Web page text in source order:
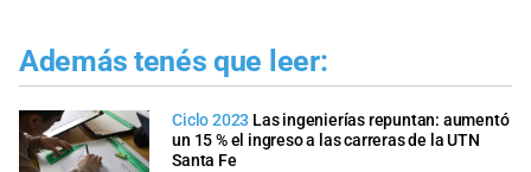
Además tenés que leer:
Ciclo 2023 Las ingenierías repuntan: aumentó
un 15 % el ingreso a las carreras de la UTN
Santa Fe